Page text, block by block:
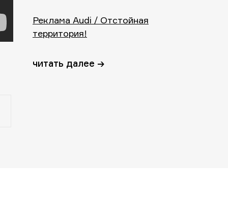
Реклама Audi / Отстойная
территория!
читать далее →